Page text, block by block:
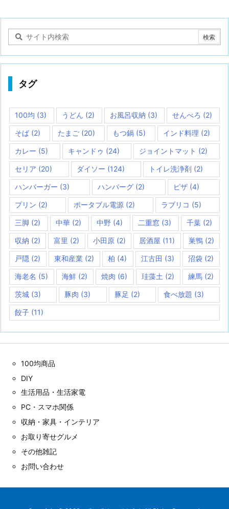
タグ
100均 (3) うどん (2) お風呂収納 (3) せんべろ (2)
そば (2) たまご (20) もつ鍋 (5) インド料理 (2)
カレー (5) キャンドゥ (24) ジョイントマット (2)
セリア (20) ダイソー (124) トイレ洗浄剤 (2)
ハンバーガー (3) ハンバーグ (2) ピザ(4)
プリン (2) ポータブル電源 (2) ラブリコ (5)
三脚 (2) 中華 (2) 中野 (4) 二重窓 (3) 千葉 (2)
収納 (2) 富里 (2) 小田原(2) 居酒屋 (11) 巣鴨(2)
戸隠 (2) 東和産業 (2) 柏 (4) 江古田 (3) 沼袋(2)
海老名 (5) 海鮮 (2) 焼肉 (6) 珪藻土 (2) 練馬(2)
茨城 (3) 豚肉 (3) 豚足 (2) 食べ放題 (3)
餃子 (11)
100均商品
DIY
生活用品・生活家電
PC・スマホ関係
収納・家具・インテリア
お取り寄せグルメ
その他雑記
お問い合わせ